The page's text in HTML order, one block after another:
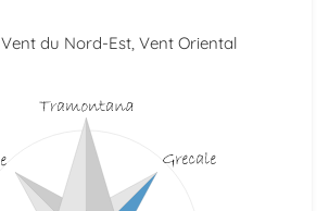
Vent du Nord-Est, Vent Oriental